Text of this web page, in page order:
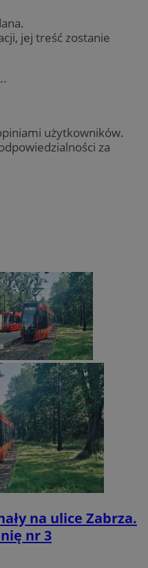
jej treść zostanie
użytkowników.
za
na ulice Zabrza.
nr 3